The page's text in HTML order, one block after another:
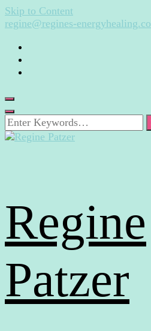
Skip to Content
regine@regines-
Looking
for
Something?
Regine
Patzer